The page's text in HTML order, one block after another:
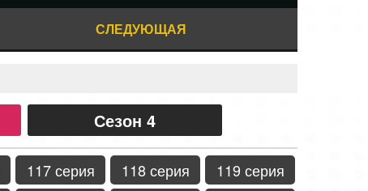
СЛЕДУЮЩАЯ
Сезон 4
117 серия 118 серия
119 серия